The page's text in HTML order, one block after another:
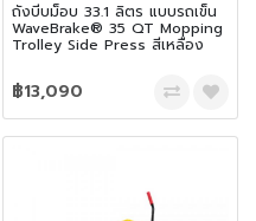
ถังบีบม็อบ 33.1 ลิตร แบบรถเข็น
WaveBrake® 35 QT Mopping
Trolley Side Press สีเหลือง
฿13,090